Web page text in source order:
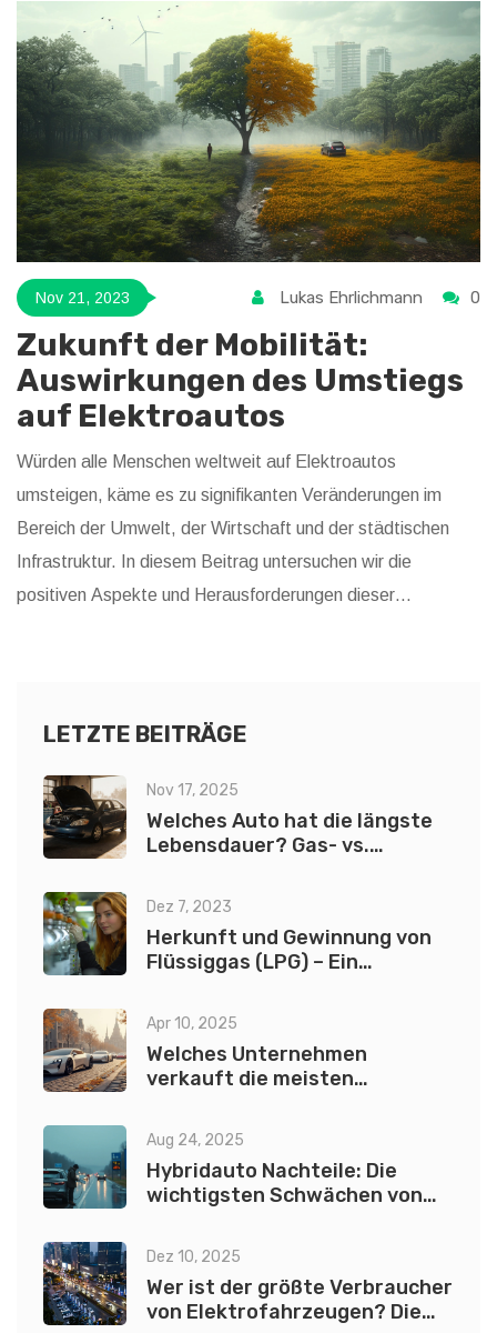
diskutiert. Am Ende steht die Abwägung der Vor- und
Nachteile im Vergleich zu Elektroautos.
Nov 21, 2023 Lukas Ehrlichmann 0
Zukunft der Mobilität:
Auswirkungen des Umstiegs
auf Elektroautos
Würden alle Menschen weltweit auf Elektroautos
umsteigen, käme es zu signifikanten Veränderungen im
Bereich der Umwelt, der Wirtschaft und der städtischen
Infrastruktur. In diesem Beitrag untersuchen wir die
positiven Aspekte und Herausforderungen dieser
Erden und die sozialen Folgen eines solchen Umbruchs
LETZTE BEITRÄGE
Nov 17, 2025
Welches Auto hat die längste
Lebensdauer? Gas- vs.
Langzeitvergleich
Dez 7, 2023
Herkunft und Gewinnung von
Flüssiggas (LPG) – Ein
Apr 10, 2025
Welches Unternehmen
verkauft die meisten
Aug 24, 2025
Hybridauto Nachteile: Die
wichtigsten Schwächen von
(2025)
Dez 10, 2025
Wer ist der größte Verbraucher
von Elektrofahrzeugen? Die